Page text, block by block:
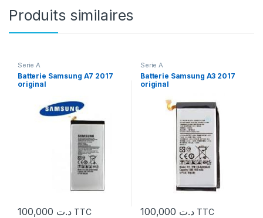
Produits similaires
Serie A
Batterie Samsung A7 2017
original
د.ت TTC
Serie A
Batterie Samsung A3 2017
original
د.ت TTC